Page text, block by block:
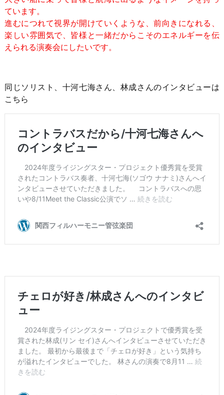
ています。
進むにつれて視界が開けていくような、前向きになれる、
楽しい雰囲気で、皆様と一緒だからこそのエネルギーを伝
えられる演奏会にしたいです。
同じソリスト、十河七海さん、林成さんのインタビューは
こちら